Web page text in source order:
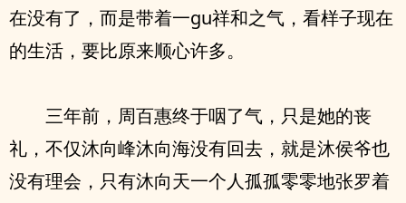
在没有了，而是带着一gu祥和之气，看样子现在
的生活，要比原来顺心许多。
三年前，周百惠终于咽了气，只是她的丧
礼，不仅沐向峰沐向海没有回去，就是沐侯爷也
没有理会，只有沐向天一个人孤孤零零地张罗着